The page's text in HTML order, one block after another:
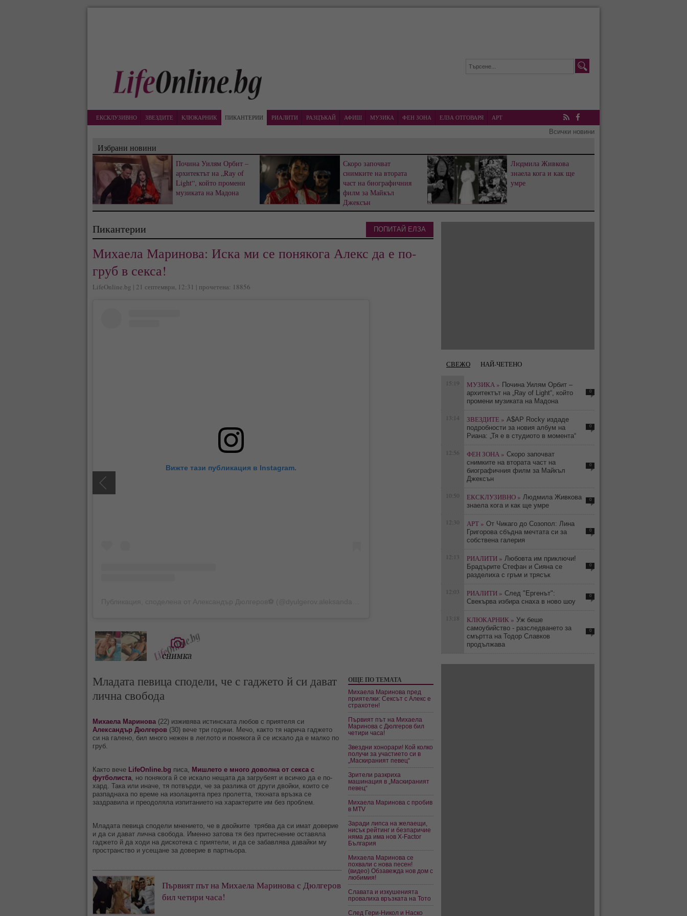
ЕКСКЛУЗИВНО ЗВЕЗДИТЕ КЛЮКАРНИК ПИКАНТЕРИИ РИАЛИТИ РАЗЦЪКАЙ АФИШ МУЗИКА ФЕН ЗОНА ЕЛЗА ОТГОВАРЯ
АРТ
RSS Facebook
Всички новини
Избрани новини
Почина Уилям Орбит –
архитектът на „Ray of
Light“, който промени
музиката на Мадона
Скоро започват
снимките на втората
част на биографичния
филм за Майкъл
Джексън
Людмила Живкова
знаела кога и как ще
умре
Пикантерии
Михаела Маринова: Иска ми се понякога Алекс да е по-
груб в секса!
LifeOnline.bg | 21 септември, 12:31 | прочетена: 18856
Вижте тази публикация в Instagram.
Младата певица сподели, че с гаджето й си дават
лична свобода
Михаела Маринова(22) изживява истинската любов с приятеля си
Александър Дюлгеров (30) вече три години. Мечо, както тя нарича гаджето
си на галено, бил много нежен в леглото и понякога й се искало да е малко по
груб.
Както вече LifeOnline.bg писа, Мишлето е много доволна от секса с
футболиста, но понякога й се искало нещата да загрубеят и всичко да е по-
хард. Така или иначе, тя потвърди, че за разлика от други двойки, които се
разпаднаха по време на изолацията през пролетта, тяхната връзка се
заздравила и преодоляла изпитанието на характерите им без проблем.
Младата певица сподели мнението, че в двойките трябва да си имат доверие
и да си дават лична свобода. Именно затова тя без притеснение оставяла
гаджето й да ходи на дискотека с приятели, и да се забавлява давайки му
пространство и усещане за доверие в партньора.
Първият път на Михаела Маринова с Дюлгеров
бил четири часа!
ОЩЕ ПО ТЕМАТА
Михаела Маринова пред
приятелки: Сексът с Алекс е
страхотен!
Първият път на Михаела
Маринова с Дюлгеров бил
четири часа!
Звездни хонорари! Кой колко
получи за участието си в
„Маскираният певец“
Зрители разкриха
машинация в „Маскираният
певец“
Михаела Маринова с пробив
в MTV
Заради липса на желаещи,
нисък рейтинг и безпаричие
няма да има нов X-Factor
България
Михаела Маринова се
похвали с нова песен!
(видео) Обзавежда нов дом с
любимия!
Славата и изкушенията
провалиха връзката на Тото
След Гери-Никол и Наско
ПОПИТАЙ ЕЛЗА
СВЕЖО НАЙ-ЧЕТЕНО
15:19 МУЗИКА » Почина Уилям Орбит –
архитектът на „Ray of Light“, който
промени музиката на Мадона
0
13:14 ЗВЕЗДИТЕ » A$AP Rocky издаде
подробности за новия албум на
Риана: „Тя е в студиото в момента“
0
12:56 ФЕН ЗОНА » Скоро започват
снимките на втората част на
биографичния филм за Майкъл
Джексън
0
10:50 ЕКСКЛУЗИВНО » Людмила Живкова
знаела кога и как ще умре
0
12:30 АРТ » От Чикаго до Созопол: Лина
Григорова сбъдна мечтата си за
собствена галерия
0
12:13 РИАЛИТИ » Любовта им приключи!
Брадърите Стефан и Сияна се
разделиха с гръм и трясък
0
12:03 РИАЛИТИ » След "Ергенът":
Свекърва избира снаха в ново шоу
0
13:18 КЛЮКАРНИК » Уж беше
самоубийство - разследването за
смъртта на Тодор Славков
продължава
0